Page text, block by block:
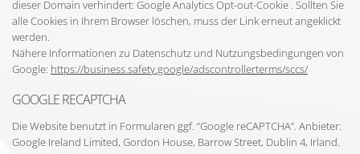
dieser Domain verhindert: Google Analytics Opt-out-Cookie . Sollten Sie
alle Cookies in Ihrem Browser löschen, muss der Link erneut angeklickt
werden.
Nähere Informationen zu Datenschutz und Nutzungsbedingungen von
Google: https://business.safety.google/adscontrollerterms/sccs/
GOOGLE RECAPTCHA
Die Website benutzt in Formularen ggf. “Google reCAPTCHA”. Anbieter:
Google Ireland Limited, Gordon House, Barrow Street, Dublin 4, Irland.